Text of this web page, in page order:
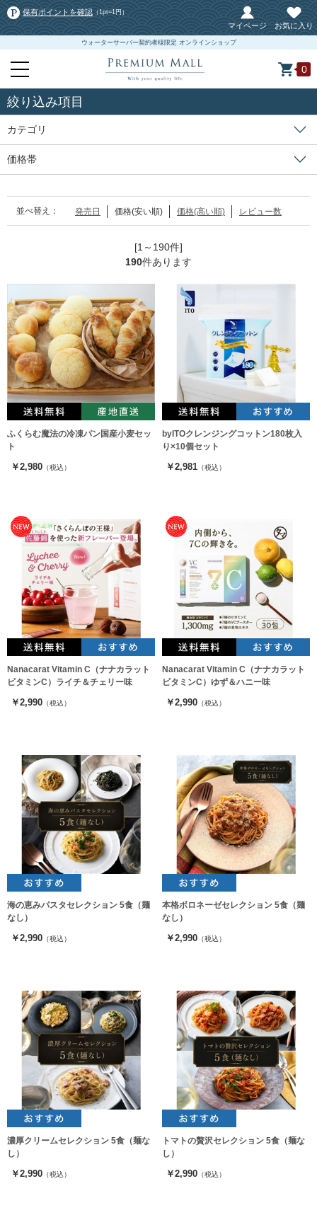
保有ポイントを確認 （1pt=1円）
マイページ お気に入り
ウォーターサーバー契約者様限定 オンラインショップ
0
絞り込み項目
カテゴリ
価格帯
並べ替え： 発売日 価格(安い順) 価格(高い順) レビュー数
[1～190件]
190件あります
ふくらむ魔法の冷凍パン国産小麦セッ
ト
￥2,980 （税込）
byITOクレンジングコットン180枚入
り×10個セット
￥2,981 （税込）
Nanacarat Vitamin C（ナナカラット
ビタミンC）ライチ＆チェリー味
￥2,990 （税込）
Nanacarat Vitamin C（ナナカラット
ビタミンC）ゆず＆ハニー味
￥2,990 （税込）
海の恵みパスタセレクション 5食（麺
なし）
￥2,990 （税込）
本格ボロネーゼセレクション 5食（麺
なし）
￥2,990 （税込）
濃厚クリームセレクション 5食（麺な
し）
￥2,990 （税込）
トマトの贅沢セレクション 5食（麺な
し）
￥2,990 （税込）